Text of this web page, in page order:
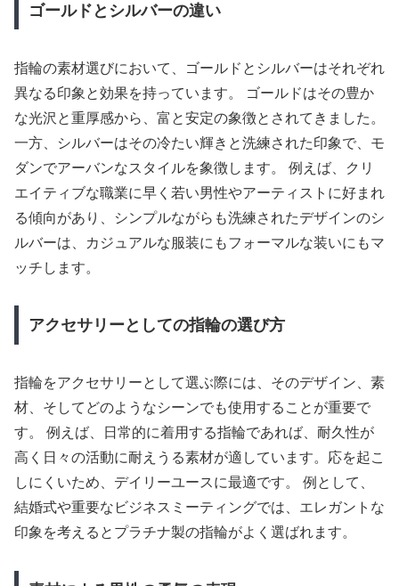
ゴールドとシルバーの違い
指輪の素材選びにおいて、ゴールドとシルバーはそれぞれ
異なる印象と効果を持っています。 ゴールドはその豊か
な光沢と重厚感から、富と安定の象徴とされてきました。
一方、シルバーはその冷たい輝きと洗練された印象で、モ
ダンでアーバンなスタイルを象徴します。 例えば、クリ
エイティブな職業に早く若い男性やアーティストに好まれ
る傾向があり、シンプルながらも洗練されたデザインのシ
ルバーは、カジュアルな服装にもフォーマルな装いにもマ
ッチします。
アクセサリーとしての指輪の選び方
指輪をアクセサリーとして選ぶ際には、そのデザイン、素
材、そしてどのようなシーンでも使用することが重要で
す。 例えば、日常的に着用する指輪であれば、耐久性が
高く日々の活動に耐えうる素材が適しています。応を起こ
しにくいため、デイリーユースに最適です。 例として、
結婚式や重要なビジネスミーティングでは、エレガントな
印象を考えるとプラチナ製の指輪がよく選ばれます。